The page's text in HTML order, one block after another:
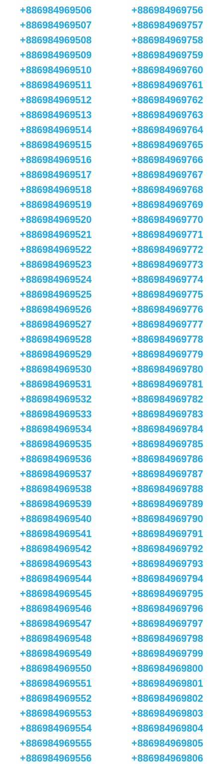
+886984969506
+886984969507
+886984969508
+886984969509
+886984969510
+886984969511
+886984969512
+886984969513
+886984969514
+886984969515
+886984969516
+886984969517
+886984969518
+886984969519
+886984969520
+886984969521
+886984969522
+886984969523
+886984969524
+886984969525
+886984969526
+886984969527
+886984969528
+886984969529
+886984969530
+886984969531
+886984969532
+886984969533
+886984969534
+886984969535
+886984969536
+886984969537
+886984969538
+886984969539
+886984969540
+886984969541
+886984969542
+886984969543
+886984969544
+886984969545
+886984969546
+886984969547
+886984969548
+886984969549
+886984969550
+886984969551
+886984969552
+886984969553
+886984969554
+886984969555
+886984969556
+886984969756
+886984969757
+886984969758
+886984969759
+886984969760
+886984969761
+886984969762
+886984969763
+886984969764
+886984969765
+886984969766
+886984969767
+886984969768
+886984969769
+886984969770
+886984969771
+886984969772
+886984969773
+886984969774
+886984969775
+886984969776
+886984969777
+886984969778
+886984969779
+886984969780
+886984969781
+886984969782
+886984969783
+886984969784
+886984969785
+886984969786
+886984969787
+886984969788
+886984969789
+886984969790
+886984969791
+886984969792
+886984969793
+886984969794
+886984969795
+886984969796
+886984969797
+886984969798
+886984969799
+886984969800
+886984969801
+886984969802
+886984969803
+886984969804
+886984969805
+886984969806